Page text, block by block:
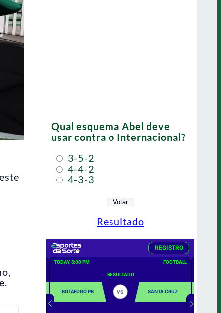
Qual esquema Abel deve
usar contra o Internacional?
3-5-2
4-4-2
4-3-3
Resultado